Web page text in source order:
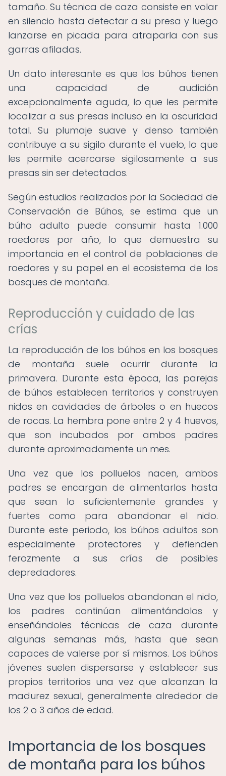
tamaño. Su técnica de caza consiste en volar
en silencio hasta detectar a su presa y luego
lanzarse en picada para atraparla con sus
garras afiladas.
Un dato interesante es que los búhos tienen
una capacidad de audición
excepcionalmente aguda, lo que les permite
localizar a sus presas incluso en la oscuridad
total. Su plumaje suave y denso también
contribuye a su sigilo durante el vuelo, lo que
les permite acercarse sigilosamente a sus
presas sin ser detectados.
Según estudios realizados por la Sociedad de
Conservación de Búhos, se estima que un
búho adulto puede consumir hasta 1.000
roedores por año, lo que demuestra su
importancia en el control de poblaciones de
roedores y su papel en el ecosistema de los
bosques de montaña.
Reproducción y cuidado de las
crías
La reproducción de los búhos en los bosques
de montaña suele ocurrir durante la
primavera. Durante esta época, las parejas
de búhos establecen territorios y construyen
nidos en cavidades de árboles o en huecos
de rocas. La hembra pone entre 2 y 4 huevos,
que son incubados por ambos padres
durante aproximadamente un mes.
Una vez que los polluelos nacen, ambos
padres se encargan de alimentarlos hasta
que sean lo suficientemente grandes y
fuertes como para abandonar el nido.
Durante este periodo, los búhos adultos son
especialmente protectores y defienden
ferozmente a sus crías de posibles
depredadores.
Una vez que los polluelos abandonan el nido,
los padres continúan alimentándolos y
enseñándoles técnicas de caza durante
algunas semanas más, hasta que sean
capaces de valerse por sí mismos. Los búhos
jóvenes suelen dispersarse y establecer sus
propios territorios una vez que alcanzan la
madurez sexual, generalmente alrededor de
los 2 o 3 años de edad.
Importancia de los bosques
de montaña para los búhos